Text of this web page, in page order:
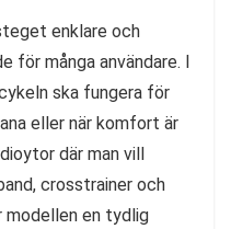
enklare och
många användare. I
ska fungera för
eller när komfort är
där man vill
crosstrainer och
modellen en tydlig